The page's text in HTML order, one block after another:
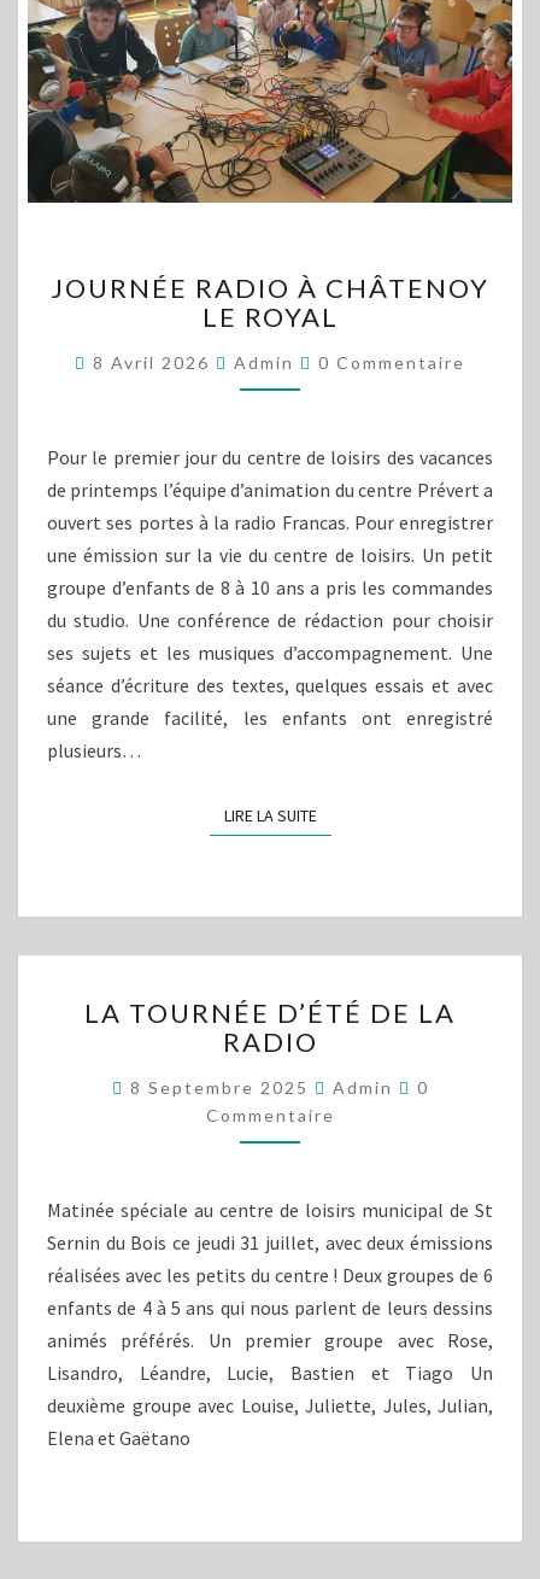
RADIO
À
LE
ROYAL
JOURNÉE RADIO À CHÂTENOY
LE ROYAL
8 Avril 2026 Admin Commentaires
0 Commentaire
Pour le premier jour du centre de loisirs des vacances
de printemps l’équipe d’animation du centre Prévert a
ouvert ses portes à la radio Francas. Pour enregistrer
une émission sur la vie du centre de loisirs. Un petit
groupe d’enfants de 8 à 10 ans a pris les commandes
du studio. Une conférence de rédaction pour choisir
ses sujets et les musiques d’accompagnement. Une
séance d’écriture des textes, quelques essais et avec
une grande facilité, les enfants ont enregistré
plusieurs…
LIRE LA SUITELIRE LA SUITE
TOURNÉE
D’ÉTÉ
LA
RADIO
LA TOURNÉE D’ÉTÉ DE LA
RADIO
8 Septembre 2025 Admin
0
Commentaire
Matinée spéciale au centre de loisirs municipal de St
Sernin du Bois ce jeudi 31 juillet, avec deux émissions
réalisées avec les petits du centre ! Deux groupes de 6
enfants de 4 à 5 ans qui nous parlent de leurs dessins
animés préférés. Un premier groupe avec Rose,
Lisandro, Léandre, Lucie, Bastien et Tiago Un
deuxième groupe avec Louise, Juliette, Jules, Julian,
Elena et Gaëtano